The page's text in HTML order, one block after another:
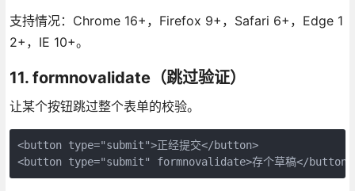
支持情况：Chrome 16+，Firefox 9+，Safari 6+，Edge 1
2+，IE 10+。
11. formnovalidate（跳过验证）
让某个按钮跳过整个表单的校验。
<button type="submit">正经提交</button>
<button type="submit" formnovalidate>存个草稿</button>